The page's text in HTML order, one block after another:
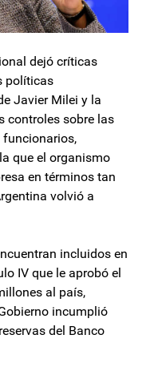
dejó críticas
políticas
Javier Milei y la
controles sobre las
funcionarios,
que el organismo
en términos tan
volvió a
incluidos en
IV que le aprobó el
al país,
incumplió
del Banco